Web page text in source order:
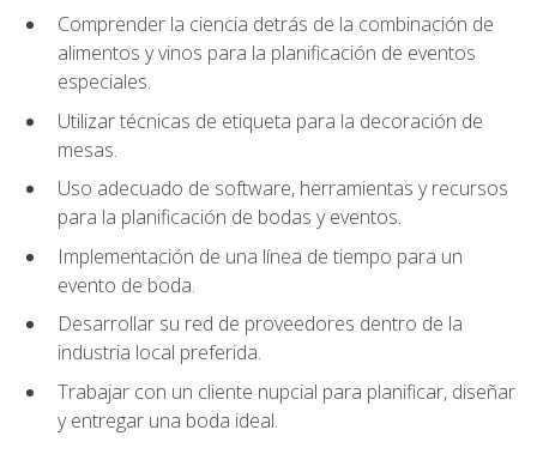
Comprender la ciencia detrás de la combinación de
alimentos y vinos para la planificación de eventos
especiales.
Utilizar técnicas de etiqueta para la decoración de
mesas.
Uso adecuado de software, herramientas y recursos
para la planificación de bodas y eventos.
Implementación de una línea de tiempo para un
evento de boda.
Desarrollar su red de proveedores dentro de la
industria local preferida.
Trabajar con un cliente nupcial para planificar, diseñar
y entregar una boda ideal.